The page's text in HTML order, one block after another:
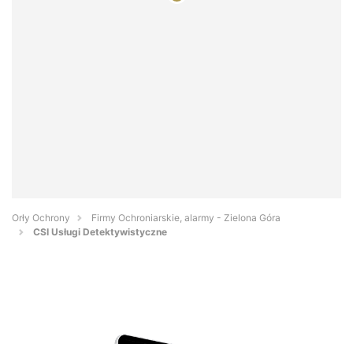
Orły Ochrony
Firmy Ochroniarskie, alarmy - Zielona Góra
CSI Usługi Detektywistyczne